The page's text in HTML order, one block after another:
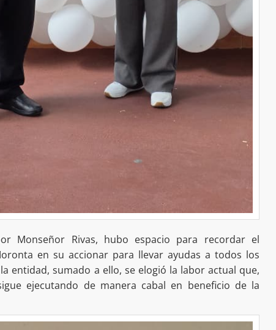
Monseñor Rivas, hubo espacio para recordar el
en su accionar para llevar ayudas a todos los
entidad, sumado a ello, se elogió la labor actual que,
ejecutando de manera cabal en beneficio de la